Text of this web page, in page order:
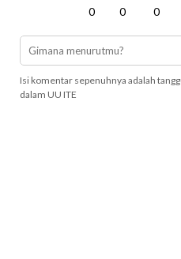
0 0 0
Isi komentar sepenuhnya adalah
dalam UU ITE